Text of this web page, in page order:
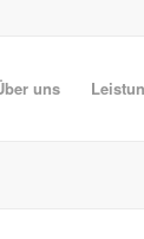
uns